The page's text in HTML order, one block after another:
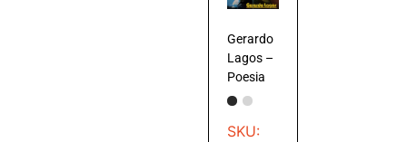
Gerardo
Lagos –
Poesia
SKU: